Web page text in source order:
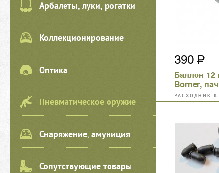
Арбалеты, луки, рогатки
Коллекционирование
Оптика
Пневматическое оружие
Снаряжение, амуниция
Сопутствующие товары
390
Баллон 12
Borner,
штук
РАСХОДНИК К